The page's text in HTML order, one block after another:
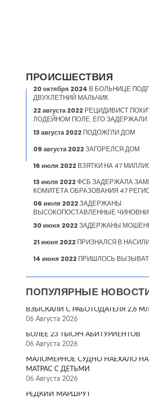
ПРОИСШЕСТВИЯ
20 октября 2024 В БОЛЬНИЦЕ
ДВУХЛЕТНИЙ МАЛЬЧИК
22 августа 2022 РЕЦИДИВИСТ
ЛОДЕЙНОМ ПОЛЕ. ЕГО ЗАДЕРЖАЛИ
13 августа 2022 ПОДОЖГЛИ ДОМ
09 августа 2022ЗАГОРЕЛСЯ ДОМ
16 июля 2022 ВЗЯТКИ НА 47
13 июля 2022ФСБ ЗАДЕРЖАЛА
КОМИТЕТА ОБРАЗОВАНИЯ 47
06 июля 2022ЗАДЕРЖАНЫ
ВЫСОКОПОСТАВЛЕННЫЕ
30 июня 2022ЗАДЕРЖАНЫ
21 июня 2022 ПРИЗНАЛСЯ В
14 июня 2022 ПРИШЛОСЬ
ПОПУЛЯРНЫЕ
ВЗЫСКАЛИ С РАБОТОДАТЕЛЯ 2,6
06 Августа 2026
БОЛЕЕ 23 ТЫСЯЧ АБИТУРИЕНТОВ
06 Августа 2026
МАЛОМЕРНОЕ СУДНО НАЕХАЛО
МАТРАС С ДЕТЬМИ
06 Августа 2026
РЕДКИЙ МАРШРУТ